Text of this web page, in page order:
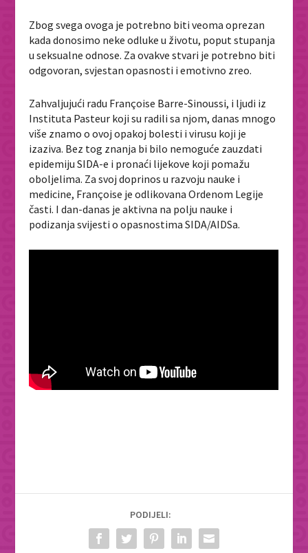
Zbog svega ovoga je potrebno biti veoma oprezan
kada donosimo neke odluke u životu, poput stupanja
u seksualne odnose. Za ovakve stvari je potrebno biti
odgovoran, svjestan opasnosti i emotivno zreo.
Zahvaljujući radu Françoise Barre-Sinoussi, i ljudi iz
Instituta Pasteur koji su radili sa njom, danas mnogo
više znamo o ovoj opakoj bolesti i virusu koji je
izaziva. Bez tog znanja bi bilo nemoguće zauzdati
epidemiju SIDA-e i pronaći lijekove koji pomažu
oboljelima. Za svoj doprinos u razvoju nauke i
medicine, Françoise je odlikovana Ordenom Legije
časti. I dan-danas je aktivna na polju nauke i
podizanja svijesti o opasnostima SIDA/AIDSa.
PODIJELI: